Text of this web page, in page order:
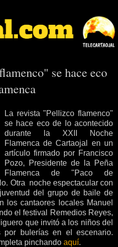
se hace eco
La revista "Pellizco flamenco"
se hace eco de lo acontecido
durante la XXII Noche
Flamenca de Cartaojal en un
artículo firmado por Francisco
Pozo, Presidente de la Peña
Flamenca de "Paco de
Otra noche espectacular con
del grupo de baile de
los cantaores locales Manuel
el festival Remedios Reyes,
que invitó a los niños del
bulerías en el escenario.
pinchando aquí.